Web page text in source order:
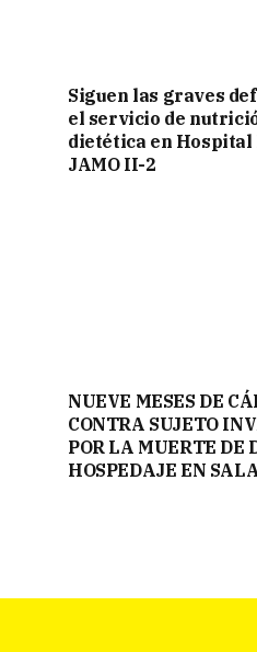
Siguen las graves
el servicio de
dietética en Hospital
JAMO II-2
NUEVE MESES DE
CONTRA SUJETO
POR LA MUERTE DE
HOSPEDAJE EN